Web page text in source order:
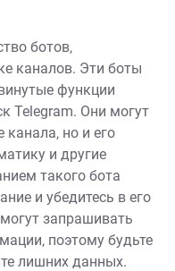
ботов‚
каналов. Эти боты
функции
Telegram. Они могут
но и его
и другие
такого бота
и убедитесь в его
запрашивать
поэтому будьте
лишних данных.